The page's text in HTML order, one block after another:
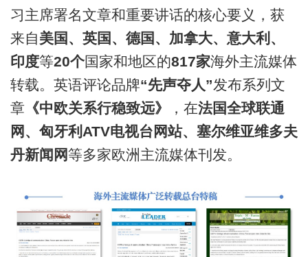
习主席署名文章和重要讲话的核心要义，获
来自美国、英国、德国、加拿大、意大利、
印度等20个国家和地区的817家海外主流媒体
转载。英语评论品牌“先声夺人”发布系列文
章 《中欧关系行稳致远》 ，在法国全球联通
网、匈牙利ATV电视台网站、塞尔维亚维多夫
丹新闻网等多家欧洲主流媒体刊发。